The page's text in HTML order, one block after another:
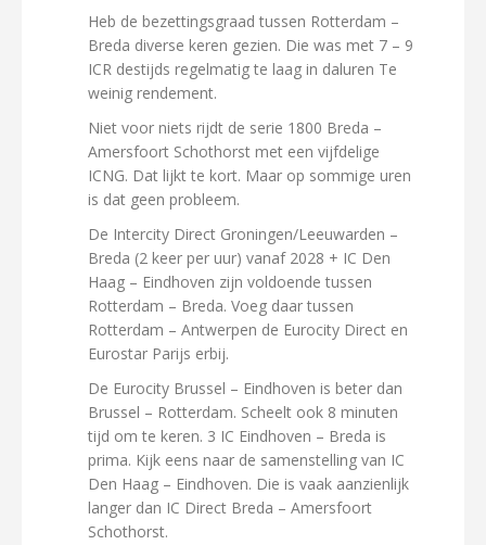
Heb de bezettingsgraad tussen Rotterdam –
Breda diverse keren gezien. Die was met 7 – 9
ICR destijds regelmatig te laag in daluren Te
weinig rendement.
Niet voor niets rijdt de serie 1800 Breda –
Amersfoort Schothorst met een vijfdelige
ICNG. Dat lijkt te kort. Maar op sommige uren
is dat geen probleem.
De Intercity Direct Groningen/Leeuwarden –
Breda (2 keer per uur) vanaf 2028 + IC Den
Haag – Eindhoven zijn voldoende tussen
Rotterdam – Breda. Voeg daar tussen
Rotterdam – Antwerpen de Eurocity Direct en
Eurostar Parijs erbij.
De Eurocity Brussel – Eindhoven is beter dan
Brussel – Rotterdam. Scheelt ook 8 minuten
tijd om te keren. 3 IC Eindhoven – Breda is
prima. Kijk eens naar de samenstelling van IC
Den Haag – Eindhoven. Die is vaak aanzienlijk
langer dan IC Direct Breda – Amersfoort
Schothorst.